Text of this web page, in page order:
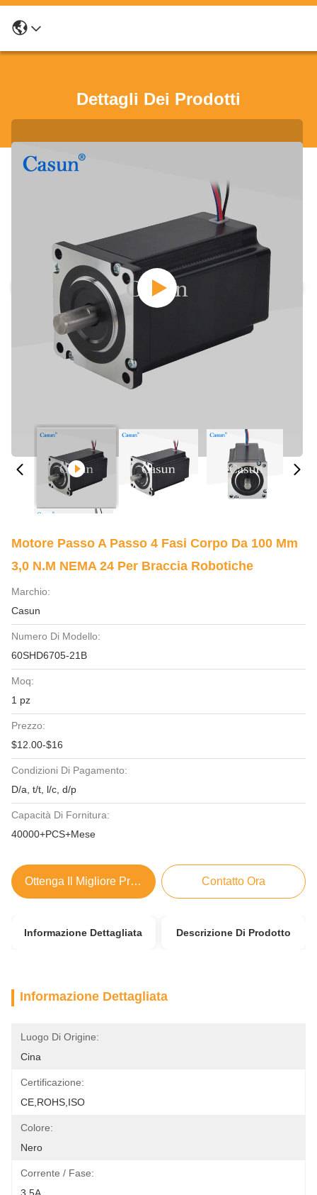
Dettagli Dei Prodotti
Motore Passo A Passo 4 Fasi Corpo Da 100 Mm
3,0 N.m NEMA 24 Per Braccia Robotiche
Marchio:
Casun
Numero Di Modello:
60SHD6705-21B
Moq:
1 pz
Prezzo:
$12.00-$16
Condizioni Di Pagamento:
D/a, t/t, l/c, d/p
Capacità Di Fornitura:
40000+PCS+Mese
Ottenga Il Migliore Prezzo Contatto Ora
Informazione Dettagliata Descrizione Di Prodotto
Informazione Dettagliata
Luogo Di Origine:
Cina
Certificazione:
CE,ROHS,ISO
Colore:
Nero
Corrente / Fase: